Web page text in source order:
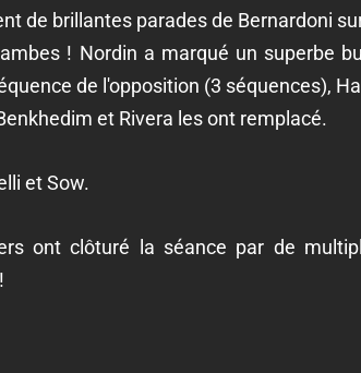
de brillantes parades de Bernardoni
! Nordin a marqué un superbe
de l'opposition (3 séquences),
et Rivera les ont remplacé.
et Sow.
ont clôturé la séance par de